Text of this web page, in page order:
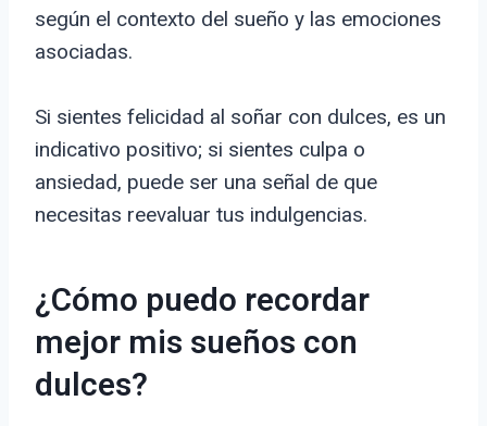
según el contexto del sueño y las emociones
asociadas.
Si sientes felicidad al soñar con dulces, es un
indicativo positivo; si sientes culpa o
ansiedad, puede ser una señal de que
necesitas reevaluar tus indulgencias.
¿Cómo puedo recordar
mejor mis sueños con
dulces?